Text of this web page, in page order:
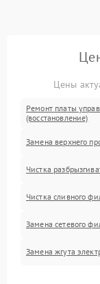
Цены
Ремонт платы
(восстановление)
Замена верхнего
Чистка
Чистка сливного
Замена сетевого
Замена жгута